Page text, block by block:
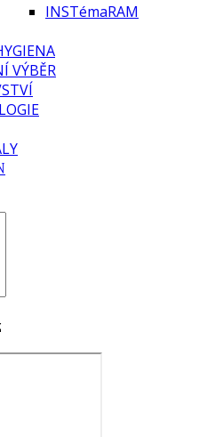
INSTémaRAM
VÝBĚR